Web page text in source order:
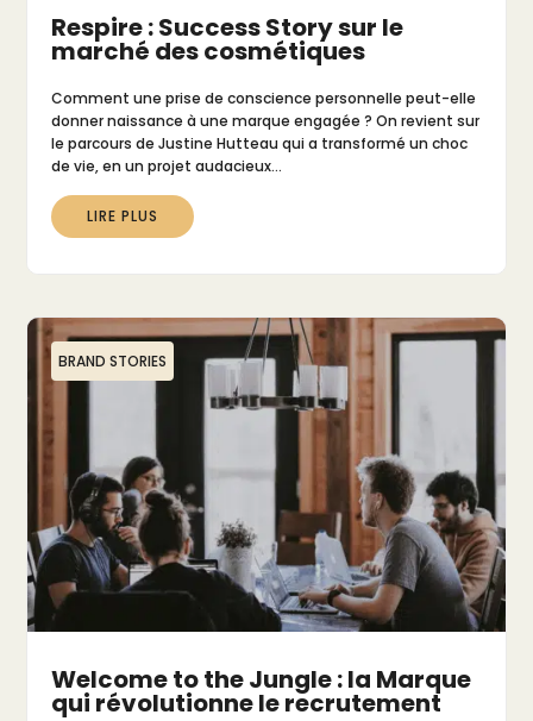
Respire : Success Story sur le
marché des cosmétiques
Comment une prise de conscience personnelle peut-elle
donner naissance à une marque engagée ? On revient sur
le parcours de Justine Hutteau qui a transformé un choc
de vie, en un projet audacieux…
LIRE PLUS
BRAND STORIES
Welcome to the Jungle : la Marque
qui révolutionne le recrutement